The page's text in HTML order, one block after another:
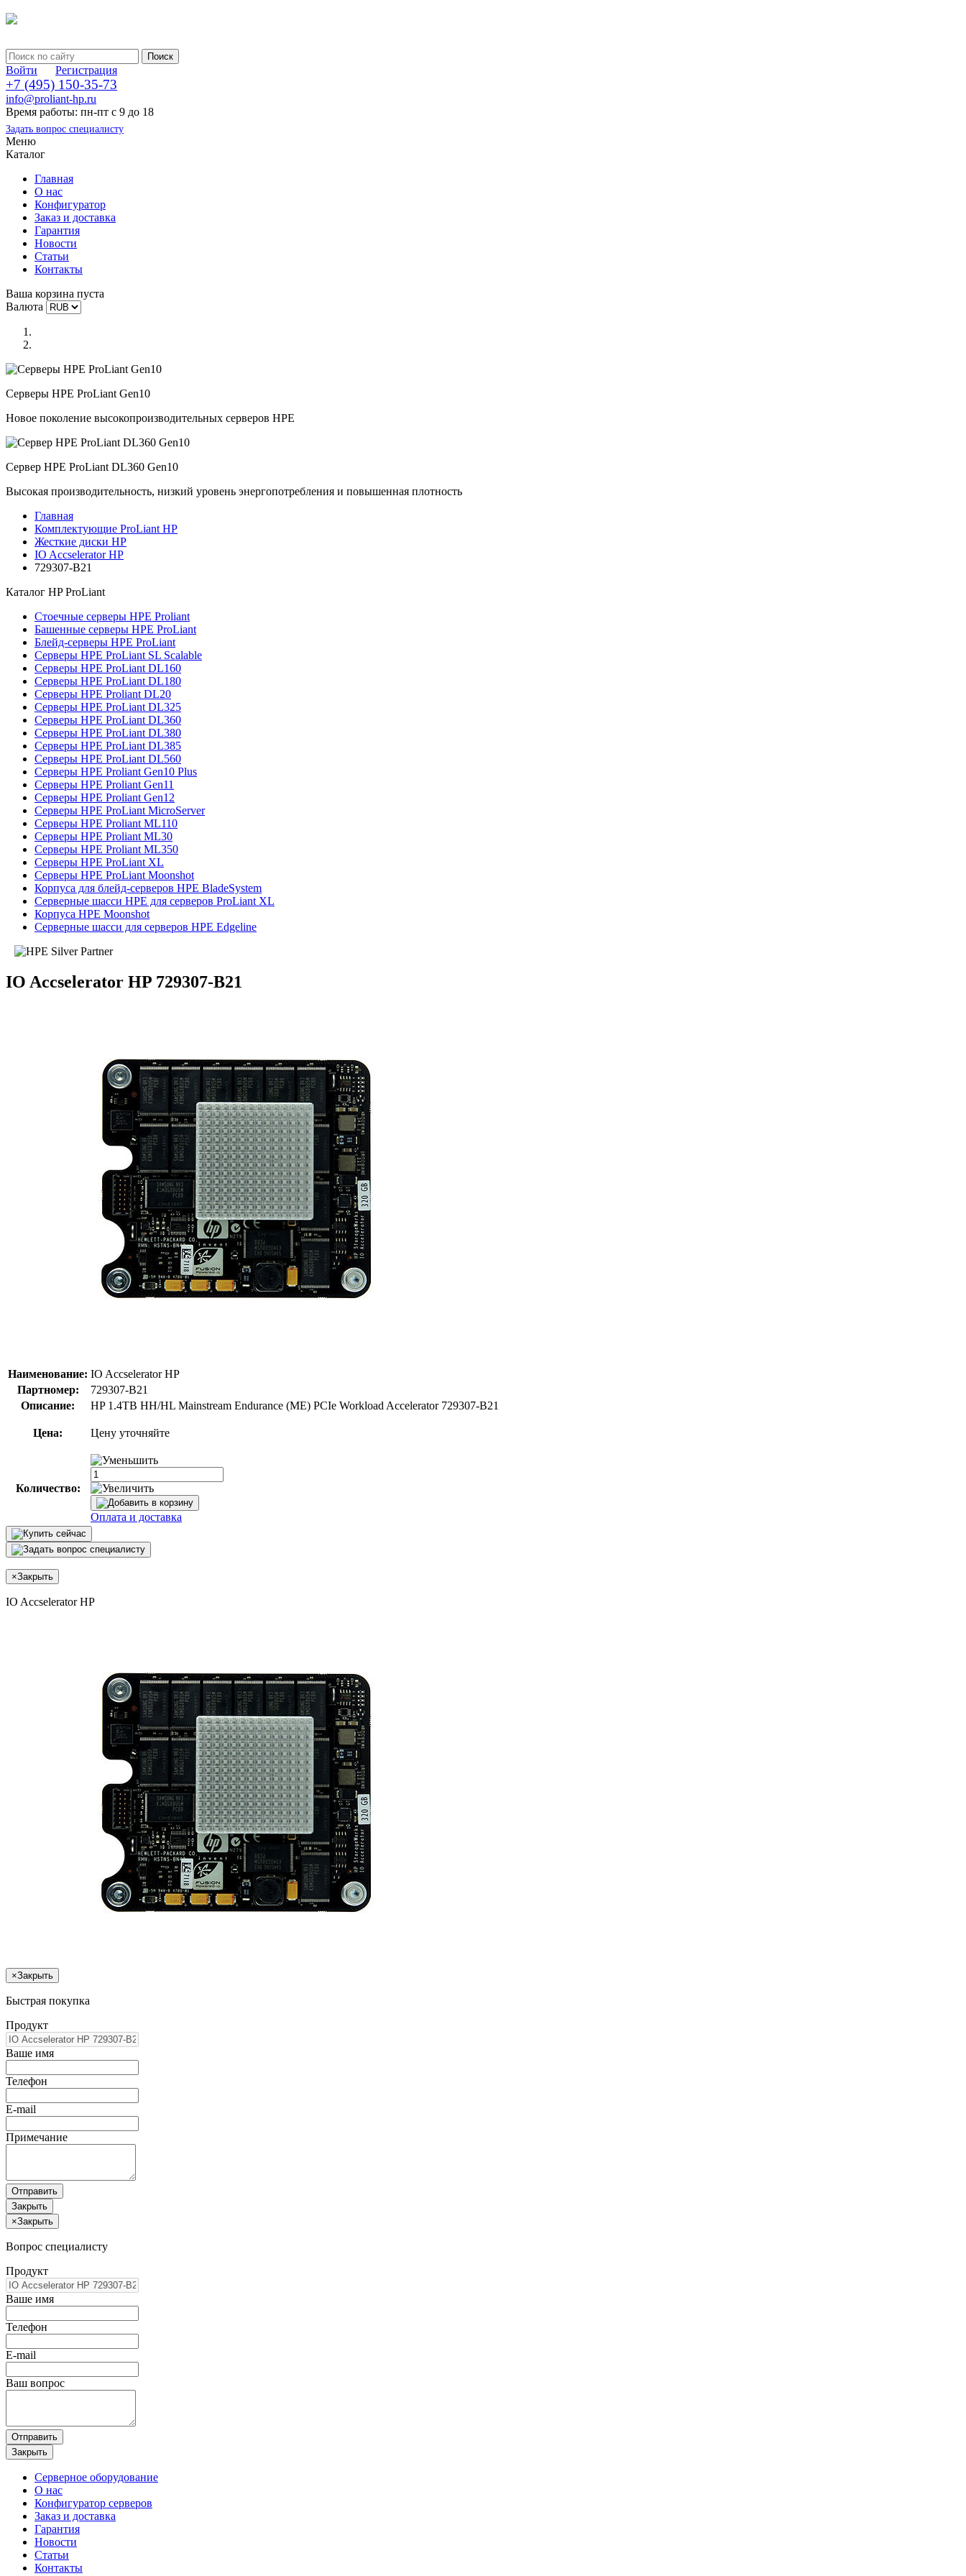
Войти Регистрация
+7 (495) 150-35-73
info@proliant-hp.ru
Время работы: пн-пт с 9 до 18
Задать вопрос специалисту
Меню
Каталог
Главная
О нас
Конфигуратор
Заказ и доставка
Гарантия
Новости
Статьи
Контакты
Ваша корзина пуста
Валюта
Серверы HPE ProLiant Gen10
Новое поколение высокопроизводительных серверов HPE
Сервер HPE ProLiant DL360 Gen10
Высокая производительность, низкий уровень энергопотребления и повышенная плотность
Главная
Комплектующие ProLiant HP
Жесткие диски HP
IO Accselerator HP
729307-B21
Каталог HP ProLiant
Стоечные серверы HPE Proliant
Башенные серверы HPE ProLiant
Блейд-серверы HPE ProLiant
Серверы HPE ProLiant SL Scalable
Серверы HPE ProLiant DL160
Серверы HPE ProLiant DL180
Серверы HPE Proliant DL20
Серверы HPE ProLiant DL325
Серверы HPE ProLiant DL360
Серверы HPE ProLiant DL380
Серверы HPE ProLiant DL385
Серверы HPE ProLiant DL560
Серверы HPE Proliant Gen10 Plus
Серверы HPE Proliant Gen11
Серверы HPE Proliant Gen12
Серверы HPE ProLiant MicroServer
Серверы HPE Proliant ML110
Серверы HPE Proliant ML30
Серверы HPE Proliant ML350
Серверы HPE ProLiant XL
Серверы HPE ProLiant Moonshot
Корпуса для блейд-серверов HPE BladeSystem
Серверные шасси HPE для серверов ProLiant XL
Корпуса HPE Moonshot
Серверные шасси для серверов HPE Edgeline
IO Accselerator HP 729307-B21
Наименование: IO Accselerator HP
Партномер:
729307-B21
Описание:
HP 1.4TB HH/HL Mainstream Endurance (ME) PCIe Workload Accelerator 729307-B21
Цена: Цену уточняйте
Количество:
Оплата и доставка
×Закрыть
IO Accselerator HP
×Закрыть
Быстрая покупка
Продукт
Ваше имя
Телефон
E-mail
Примечание
Отправить
Закрыть
×Закрыть
Вопрос специалисту
Продукт
Ваше имя
Телефон
E-mail
Ваш вопрос
Отправить
Закрыть
Серверное оборудование
О нас
Конфигуратор серверов
Заказ и доставка
Гарантия
Новости
Статьи
Контакты